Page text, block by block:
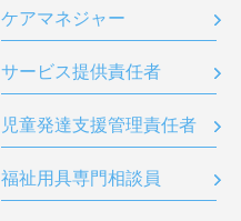
ケアマネジャー
サービス提供責任者
児童発達支援管理責任者
福祉用具専門相談員